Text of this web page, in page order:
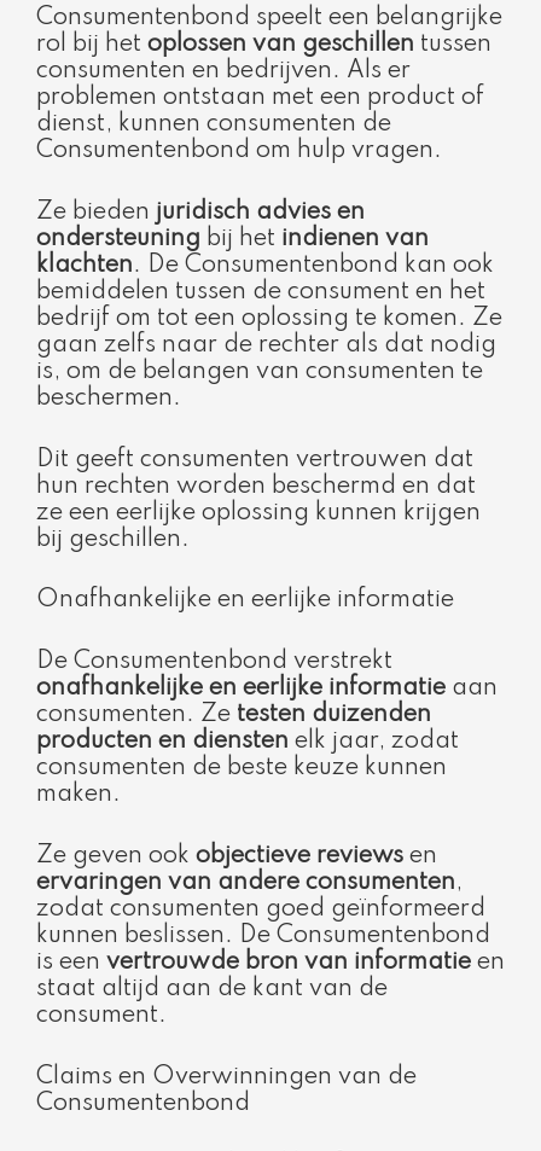
Consumentenbond speelt een belangrijke
rol bij het oplossen van geschillen tussen
consumenten en bedrijven. Als er
problemen ontstaan met een product of
dienst, kunnen consumenten de
Consumentenbond om hulp vragen.
Ze bieden juridisch advies en
ondersteuning bij het indienen van
klachten. De Consumentenbond kan ook
bemiddelen tussen de consument en het
bedrijf om tot een oplossing te komen. Ze
gaan zelfs naar de rechter als dat nodig
is, om de belangen van consumenten te
beschermen.
Dit geeft consumenten vertrouwen dat
hun rechten worden beschermd en dat
ze een eerlijke oplossing kunnen krijgen
bij geschillen.
Onafhankelijke en eerlijke informatie
De Consumentenbond verstrekt
onafhankelijke en eerlijke informatie aan
consumenten. Ze testen duizenden
producten en diensten elk jaar, zodat
consumenten de beste keuze kunnen
maken.
Ze geven ook objectieve reviews en
ervaringen van andere consumenten,
zodat consumenten goed geïnformeerd
kunnen beslissen. De Consumentenbond
is een vertrouwde bron van informatie en
staat altijd aan de kant van de
consument.
Claims en Overwinningen van de
Consumentenbond